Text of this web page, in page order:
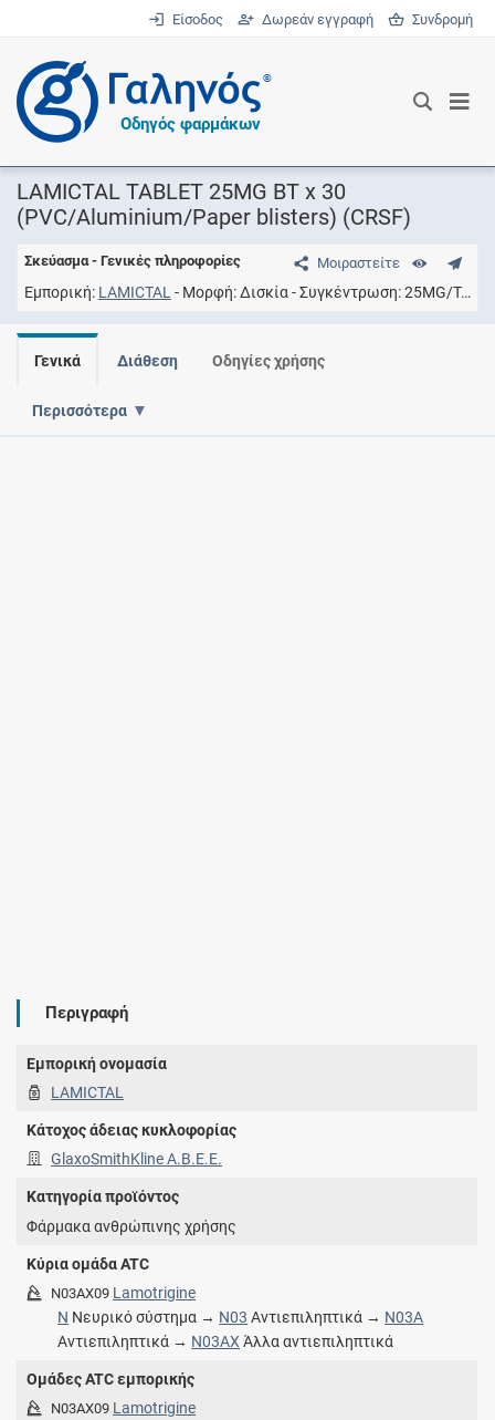
Είσοδος Δωρεάν εγγραφή Συνδρομή
®
Οδηγός φαρμάκων
LAMICTAL TABLET 25MG BT x 30
(PVC/Aluminium/Paper blisters) (CRSF)
Μοιραστείτε
Σκεύασμα - Γενικές πληροφορίες
Εμπορική LAMICTAL Μορφή Δισκία Συγκέντρωση 25MG/TAB
Γενικά Διάθεση Οδηγίες χρήσης
Περισσότερα
Περιγραφή
Εμπορική ονομασία
LAMICTAL
Κάτοχος άδειας κυκλοφορίας
GlaxoSmithKline Α.Β.Ε.Ε.
Κατηγορία προϊόντος
Φάρμακα ανθρώπινης χρήσης
Κύρια ομάδα ATC
N03AX09 Lamotrigine
N Νευρικό σύστημα → N03 Αντιεπιληπτικά → N03A
Αντιεπιληπτικά → N03AX Άλλα αντιεπιληπτικά
Ομάδες ATC εμπορικής
N03AX09 Lamotrigine